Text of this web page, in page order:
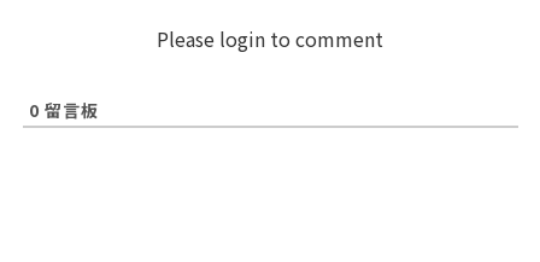
Please login to comment
0 留言板